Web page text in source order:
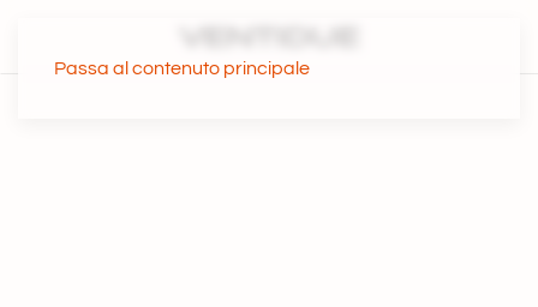
Passa al contenuto principale